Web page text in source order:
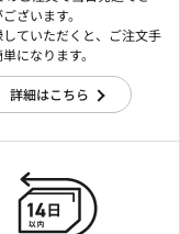
ざいます。
ていただくと、ご注文手
になります。
詳細はこちら